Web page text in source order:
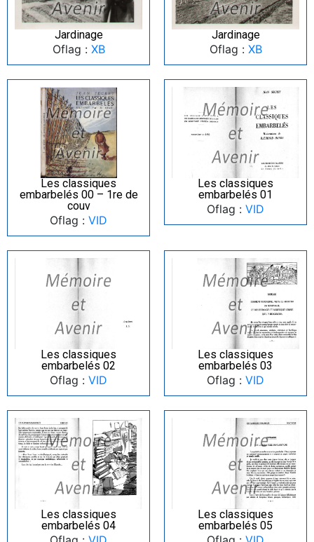
Jardinage
Oflag : XB
Jardinage
Oflag : XB
Les classiques
embarbelés 00 – 1re de
couv
Oflag : VID
Les classiques
embarbelés 01
Oflag : VID
Les classiques
embarbelés 02
Oflag : VID
Les classiques
embarbelés 03
Oflag : VID
Les classiques
embarbelés 04
Les classiques
embarbelés 05